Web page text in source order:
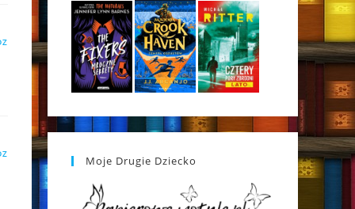
Moje Drugie Dziecko